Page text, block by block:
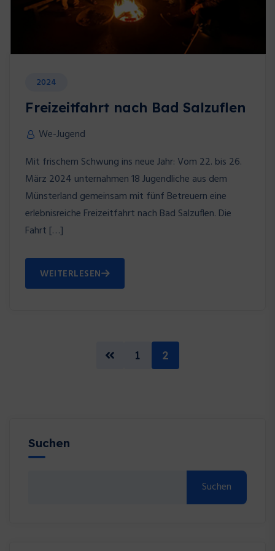
2024
Freizeitfahrt nach Bad Salzuflen
We-Jugend
Mit frischem Schwung ins neue Jahr: Vom 22. bis 26.
März 2024 unternahmen 18 Jugendliche aus dem
Münsterland gemeinsam mit fünf Betreuern eine
erlebnisreiche Freizeitfahrt nach Bad Salzuflen. Die
Fahrt […]
WEITERLESEN
1 2
Suchen
Suchen